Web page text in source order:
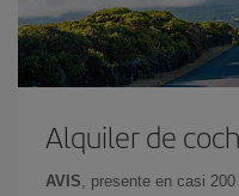
Alquiler de
AVIS , presente en casi